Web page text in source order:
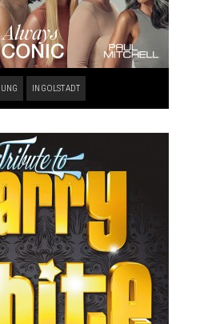
INGOLSTADT